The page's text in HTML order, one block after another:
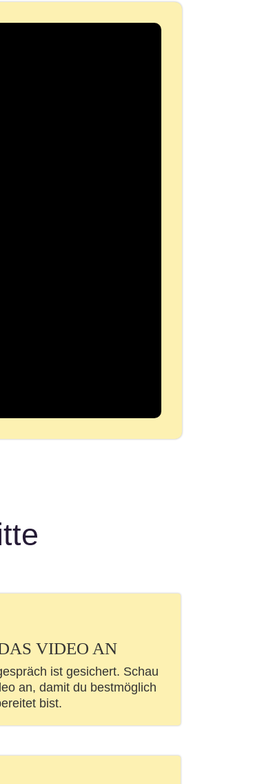
VIDEO AN
ist gesichert. Schau
an, damit du bestmöglich
bist.